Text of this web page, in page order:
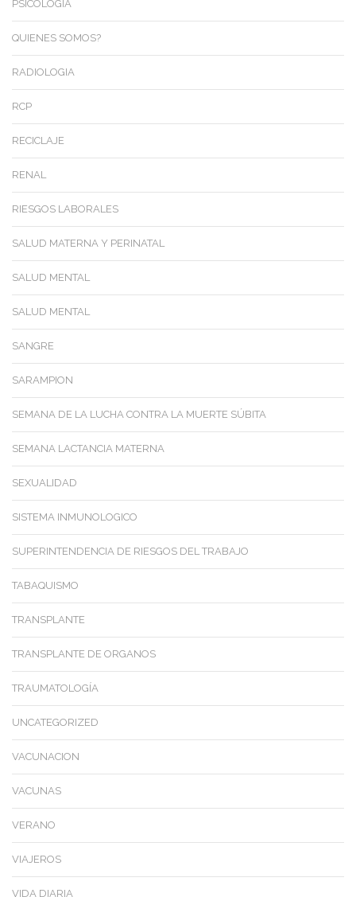
PSICOLOGIA
QUIENES SOMOS?
RADIOLOGIA
RCP
RECICLAJE
RENAL
RIESGOS LABORALES
SALUD MATERNA Y PERINATAL
SALUD MENTAL
SALUD MENTAL
SANGRE
SARAMPION
SEMANA DE LA LUCHA CONTRA LA MUERTE SÚBITA
SEMANA LACTANCIA MATERNA
SEXUALIDAD
SISTEMA INMUNOLOGICO
SUPERINTENDENCIA DE RIESGOS DEL TRABAJO
TABAQUISMO
TRANSPLANTE
TRANSPLANTE DE ORGANOS
TRAUMATOLOGÍA
UNCATEGORIZED
VACUNACION
VACUNAS
VERANO
VIAJEROS
VIDA DIARIA